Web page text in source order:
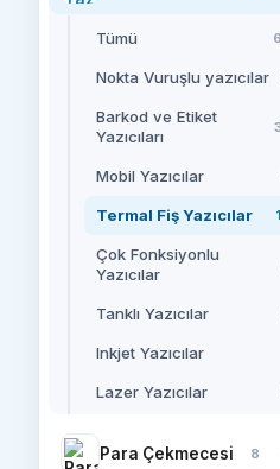
Tümü
Nokta Vuruşlu yazıcılar
Barkod ve Etiket
Yazıcıları
Mobil Yazıcılar
Termal Fiş Yazıcılar
Çok Fonksiyonlu
Yazıcılar
Tanklı Yazıcılar
Inkjet Yazıcılar
Lazer Yazıcılar
Para Çekmecesi 8